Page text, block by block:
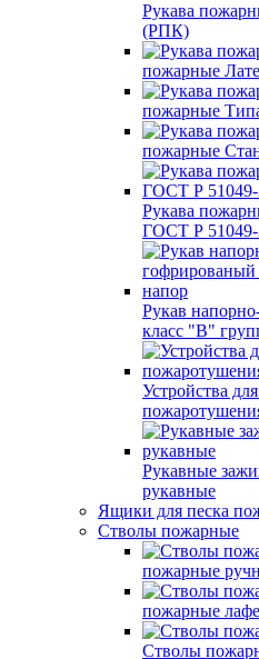
Рукава
(РПК)
пожарные
пожарные
пожарные
Рукава
ГОСТ Р 51049-
Рукав
класс "В"
Устройства
Рукавные
рукавные
Ящики для песка
Стволы пожарные
пожарные
пожарные
Стволы